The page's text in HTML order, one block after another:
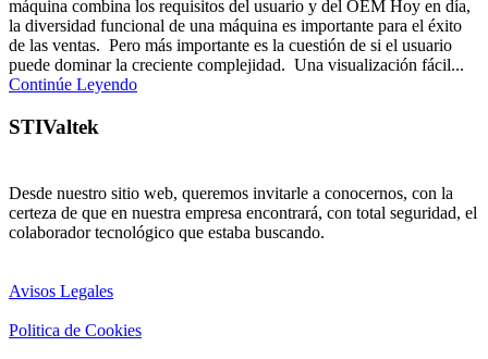
máquina combina los requisitos del usuario y del OEM Hoy en día,
la diversidad funcional de una máquina es importante para el éxito
de las ventas. Pero más importante es la cuestión de si el usuario
puede dominar la creciente complejidad. Una visualización fácil...
Continúe Leyendo
STIValtek
Desde nuestro sitio web, queremos invitarle a conocernos, con la
certeza de que en nuestra empresa encontrará, con total seguridad, el
colaborador tecnológico que estaba buscando.
Avisos Legales
Politica de Cookies